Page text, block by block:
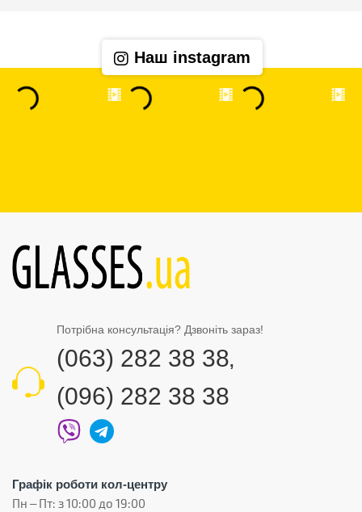
Наш instagram
Потрібна консультація? Дзвоніть зараз!
(063) 282 38 38,
(096) 282 38 38
Графік роботи кол-центру
Пн – Пт: з 10:00 до 19:00